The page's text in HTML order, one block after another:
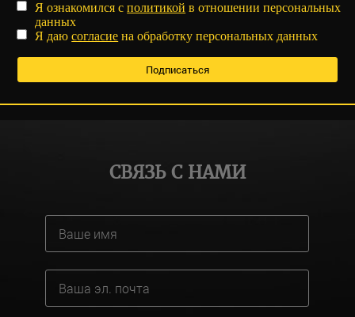
Я ознакомился сполитикой в отношении персональных
данных
Я даюсогласие на обработку персональных данных
СВЯЗЬ С НАМИ